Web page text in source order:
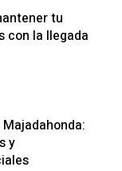
tu
con la llegada
y